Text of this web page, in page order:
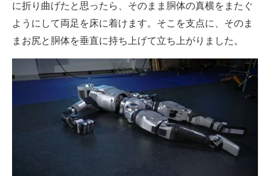
に折り曲げたと思ったら、そのまま胴体の真横をまたぐ
ようにして両足を床に着けます。そこを支点に、そのま
まお尻と胴体を垂直に持ち上げて立ち上がりました。